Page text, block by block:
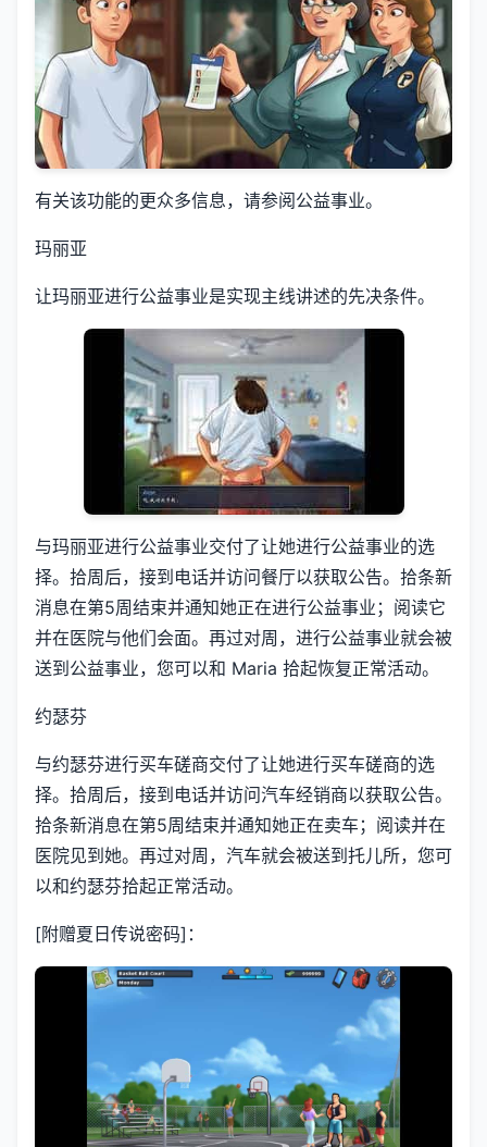
有关该功能的更众多信息，请参阅公益事业。
玛丽亚
让玛丽亚进行公益事业是实现主线讲述的先决条件。
与玛丽亚进行公益事业交付了让她进行公益事业的选
择。拾周后，接到电话并访问餐厅以获取公告。拾条新
消息在第5周结束并通知她正在进行公益事业；阅读它
并在医院与他们会面。再过对周，进行公益事业就会被
送到公益事业，您可以和 Maria 拾起恢复正常活动。
约瑟芬
与约瑟芬进行买车磋商交付了让她进行买车磋商的选
择。拾周后，接到电话并访问汽车经销商以获取公告。
拾条新消息在第5周结束并通知她正在卖车；阅读并在
医院见到她。再过对周，汽车就会被送到托儿所，您可
以和约瑟芬拾起正常活动。
[附赠夏日传说密码]：